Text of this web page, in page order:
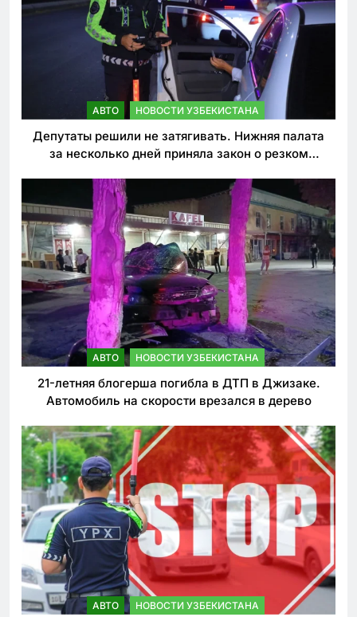
АВТО НОВОСТИ УЗБЕКИСТАНА
Депутаты решили не затягивать. Нижняя палата
за несколько дней приняла закон о резком
АВТО НОВОСТИ УЗБЕКИСТАНА
21-летняя блогерша погибла в ДТП в Джизаке.
Автомобиль на скорости врезался в дерево
АВТО НОВОСТИ УЗБЕКИСТАНА